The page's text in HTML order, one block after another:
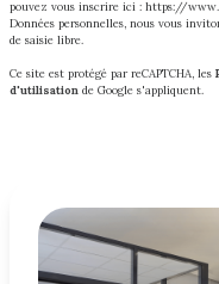
pouvez vous inscrire ici : https://
Données personnelles, nous vous
de saisie libre.
Ce site est protégé par reCAPTCHA, les
d'utilisation de Google s'appliquent.